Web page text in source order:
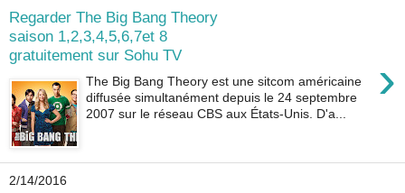
Regarder The Big Bang Theory
saison 1,2,3,4,5,6,7et 8
gratuitement sur Sohu TV
›
The Big Bang Theory est une sitcom américaine
diffusée simultanément depuis le 24 septembre
2007 sur le réseau CBS aux États-Unis. D'a...
2/14/2016